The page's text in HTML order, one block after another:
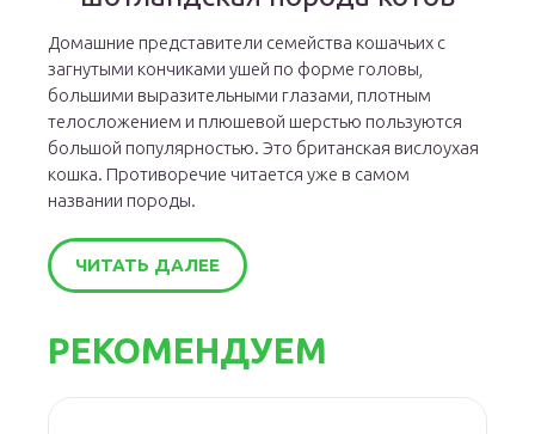
Домашние представители семейства кошачьих с
загнутыми кончиками ушей по форме головы,
большими выразительными глазами, плотным
телосложением и плюшевой шерстью пользуются
большой популярностью. Это британская вислоухая
кошка. Противоречие читается уже в самом
названии породы.
ЧИТАТЬ ДАЛЕЕ
РЕКОМЕНДУЕМ